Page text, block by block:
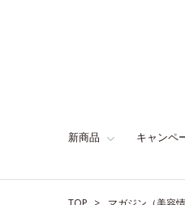
新商品 キャンペ